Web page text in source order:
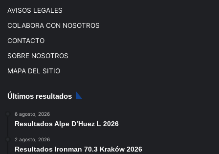
AVISOS LEGALES
COLABORA CON NOSOTROS
CONTACTO
SOBRE NOSOTROS
MAPA DEL SITIO
Últimos resultados
6 agosto, 2026
Resultados Alpe D’Huez L 2026
2 agosto, 2026
Resultados Ironman 70.3 Kraków 2026